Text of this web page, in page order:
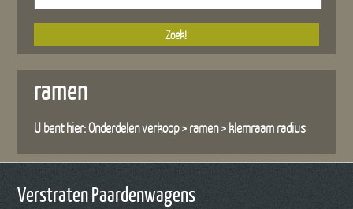
ramen
U bent hier:Onderdelen verkoop>ramen>klemraam radius
Verstraten Paardenwagens